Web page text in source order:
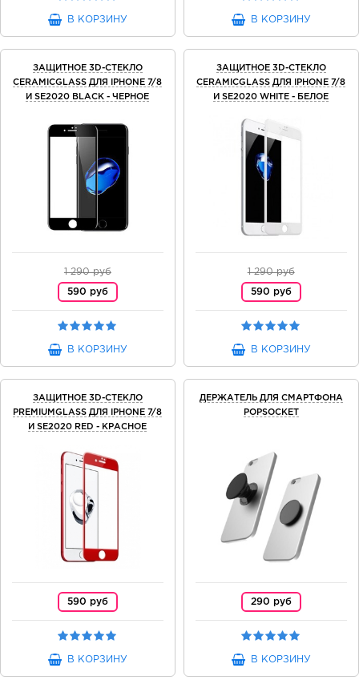
В КОРЗИНУ В КОРЗИНУ
ЗАЩИТНОЕ 3D-СТЕКЛО
CERAMICGLASS ДЛЯ IPHONE 7/8
И SE2020 BLACK - ЧЕРНОЕ
1 290 руб
590 руб
В КОРЗИНУ
ЗАЩИТНОЕ 3D-СТЕКЛО
CERAMICGLASS ДЛЯ IPHONE 7/8
И SE2020 WHITE - БЕЛОЕ
1 290 руб
590 руб
В КОРЗИНУ
ЗАЩИТНОЕ 3D-СТЕКЛО
PREMIUMGLASS ДЛЯ IPHONE 7/8
И SE2020 RED - КРАСНОЕ
590 руб
В КОРЗИНУ
ДЕРЖАТЕЛЬ ДЛЯ СМАРТФОНА
POPSOCKET
290 руб
В КОРЗИНУ